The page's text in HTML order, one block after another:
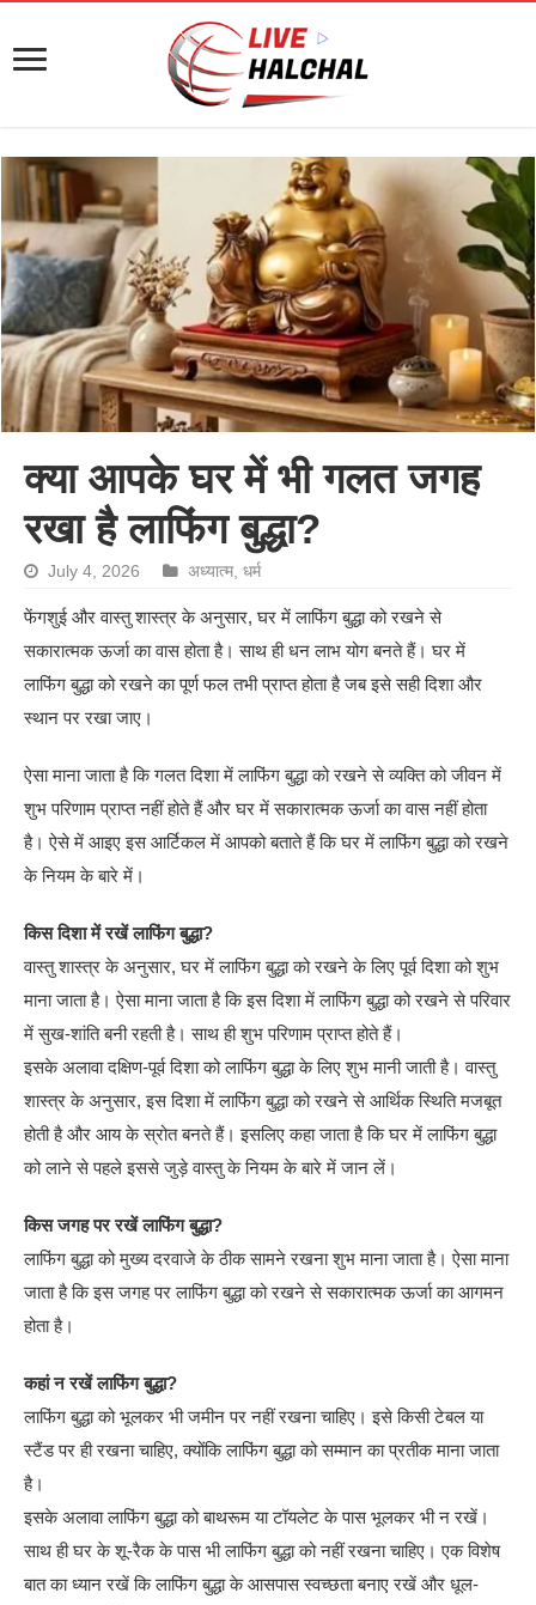
क्या आपके घर में भी गलत जगह
रखा है लाफिंग बुद्धा?
July 4, 2026 अध्यात्म,धर्म
फेंगशुई और वास्तु शास्त्र के अनुसार, घर में लाफिंग बुद्धा को रखने से
सकारात्मक ऊर्जा का वास होता है। साथ ही धन लाभ योग बनते हैं। घर में
लाफिंग बुद्धा को रखने का पूर्ण फल तभी प्राप्त होता है जब इसे सही दिशा और
स्थान पर रखा जाए।
ऐसा माना जाता है कि गलत दिशा में लाफिंग बुद्धा को रखने से व्यक्ति को जीवन में
शुभ परिणाम प्राप्त नहीं होते हैं और घर में सकारात्मक ऊर्जा का वास नहीं होता
है। ऐसे में आइए इस आर्टिकल में आपको बताते हैं कि घर में लाफिंग बुद्धा को रखने
के नियम के बारे में।
किस दिशा में रखें लाफिंग बुद्धा?
वास्तु शास्त्र के अनुसार, घर में लाफिंग बुद्धा को रखने के लिए पूर्व दिशा को शुभ
माना जाता है। ऐसा माना जाता है कि इस दिशा में लाफिंग बुद्धा को रखने से परिवार
में सुख-शांति बनी रहती है। साथ ही शुभ परिणाम प्राप्त होते हैं।
इसके अलावा दक्षिण-पूर्व दिशा को लाफिंग बुद्धा के लिए शुभ मानी जाती है। वास्तु
शास्त्र के अनुसार, इस दिशा में लाफिंग बुद्धा को रखने से आर्थिक स्थिति मजबूत
होती है और आय के स्रोत बनते हैं। इसलिए कहा जाता है कि घर में लाफिंग बुद्धा
को लाने से पहले इससे जुड़े वास्तु के नियम के बारे में जान लें।
किस जगह पर रखें लाफिंग बुद्धा?
लाफिंग बुद्धा को मुख्य दरवाजे के ठीक सामने रखना शुभ माना जाता है। ऐसा माना
जाता है कि इस जगह पर लाफिंग बुद्धा को रखने से सकारात्मक ऊर्जा का आगमन
होता है।
कहां न रखें लाफिंग बुद्धा?
लाफिंग बुद्धा को भूलकर भी जमीन पर नहीं रखना चाहिए। इसे किसी टेबल या
स्टैंड पर ही रखना चाहिए, क्योंकि लाफिंग बुद्धा को सम्मान का प्रतीक माना जाता
है।
इसके अलावा लाफिंग बुद्धा को बाथरूम या टॉयलेट के पास भूलकर भी न रखें।
साथ ही घर के शू-रैक के पास भी लाफिंग बुद्धा को नहीं रखना चाहिए। एक विशेष
बात का ध्यान रखें कि लाफिंग बुद्धा के आसपास स्वच्छता बनाए रखें और धूल-